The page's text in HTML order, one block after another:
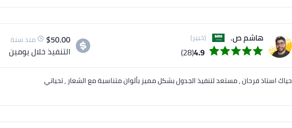
هاشم ص. (خبير)
4.9
(28)
$50.00 منذ سنة
التنفيذخلال يومين
حياك استاذ فرحان , مستعد لتنفيذ الجدول بشكل مميز بألوان متناسبة مع الشعار , تحياتي